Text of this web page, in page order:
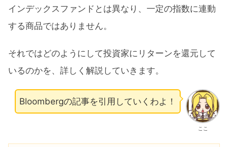
インデックスファンドとは異なり、一定の指数に連動
する商品ではありません。
それではどのようにして投資家にリターンを還元して
いるのかを、詳しく解説していきます。
ここ
Bloombergの記事を引用していくわよ！